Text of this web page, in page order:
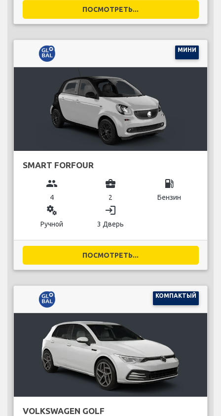
ПОСМОТРЕТЬ...
МИНИ
SMART FORFOUR
group
4
business_center
2
local_gas_station
Бензин
miscellaneous_services
Ручной
login
3 Дверь
ПОСМОТРЕТЬ...
КОМПАКТЫЙ
VOLKSWAGEN GOLF